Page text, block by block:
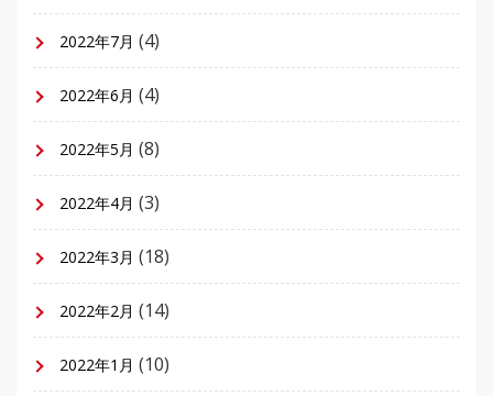
2022年7月 (4)
2022年6月 (4)
2022年5月 (8)
2022年4月 (3)
2022年3月 (18)
2022年2月 (14)
2022年1月 (10)